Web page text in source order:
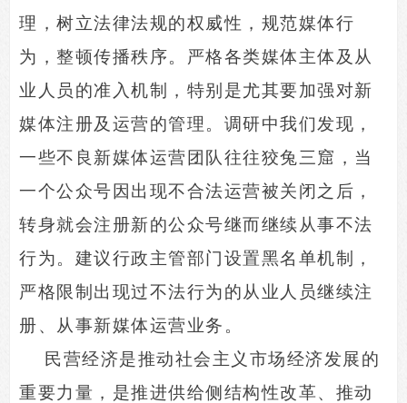
理，树立法律法规的权威性，规范媒体行
为，整顿传播秩序。严格各类媒体主体及从
业人员的准入机制，特别是尤其要加强对新
媒体注册及运营的管理。调研中我们发现，
一些不良新媒体运营团队往往狡兔三窟，当
一个公众号因出现不合法运营被关闭之后，
转身就会注册新的公众号继而继续从事不法
行为。建议行政主管部门设置黑名单机制，
严格限制出现过不法行为的从业人员继续注
册、从事新媒体运营业务。
民营经济是推动社会主义市场经济发展的
重要力量，是推进供给侧结构性改革、推动